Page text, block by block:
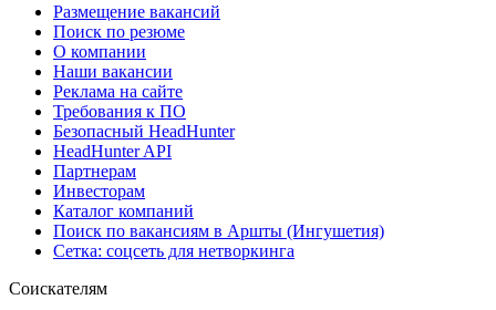
Размещение вакансий
Поиск по резюме
О компании
Наши вакансии
Реклама на сайте
Требования к ПО
Безопасный HeadHunter
HeadHunter API
Партнерам
Инвесторам
Каталог компаний
Поиск по вакансиям в Аршты (Ингушетия)
Сетка: соцсеть для нетворкинга
Соискателям